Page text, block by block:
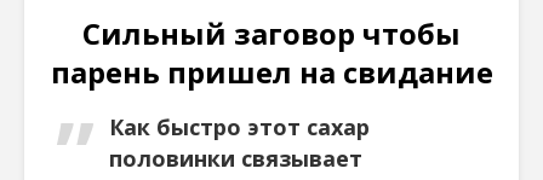
Сильный заговор чтобы
парень пришел на свидание
Как быстро этот сахар
половинки связывает